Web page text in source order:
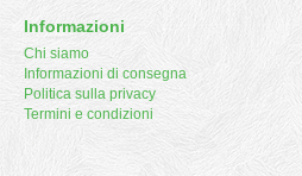
Informazioni
Chi siamo
Informazioni di consegna
Politica sulla privacy
Termini e condizioni